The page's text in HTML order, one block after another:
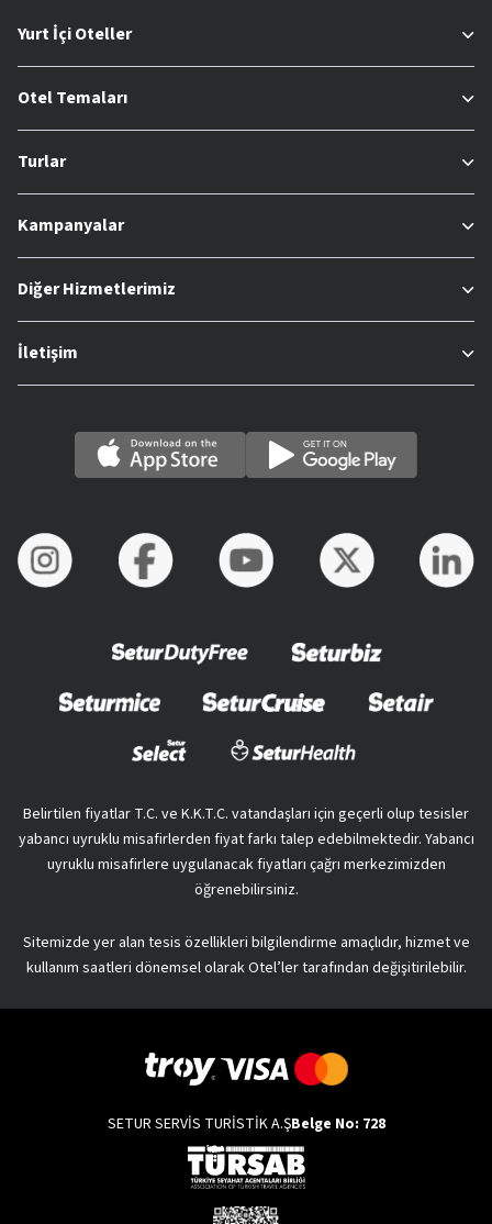
Yurt İçi Oteller
Otel Temaları
Turlar
Kampanyalar
Diğer Hizmetlerimiz
İletişim
Belirtilen fiyatlar T.C. ve K.K.T.C. vatandaşları için geçerli olup tesisler
yabancı uyruklu misafirlerden fiyat farkı talep edebilmektedir. Yabancı
uyruklu misafirlere uygulanacak fiyatları çağrı merkezimizden
öğrenebilirsiniz.
Sitemizde yer alan tesis özellikleri bilgilendirme amaçlıdır, hizmet ve
kullanım saatleri dönemsel olarak Otel’ler tarafından değişitirilebilir.
SETUR SERVİS TURİSTİK A.ŞBelge No: 728